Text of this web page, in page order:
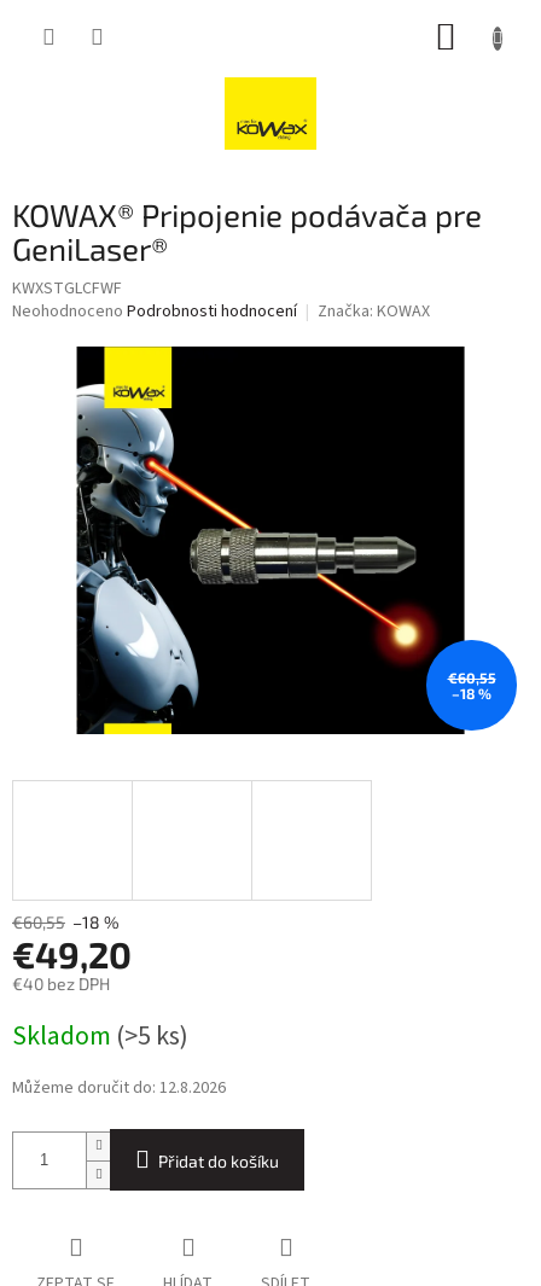
KOWAX® Pripojenie podávača pre
GeniLaser®
KWXSTGLCFWF
Průměrné
hvězdiček.
Neohodnoceno Podrobnosti hodnocení Značka: KOWAX
€60,55
–18 %
€60,55 –18 %
€49,20
€40 bez DPH
cena:
Skladom (>5 ks)
Můžeme doručit do: 12.8.2026
Přidat do košíku